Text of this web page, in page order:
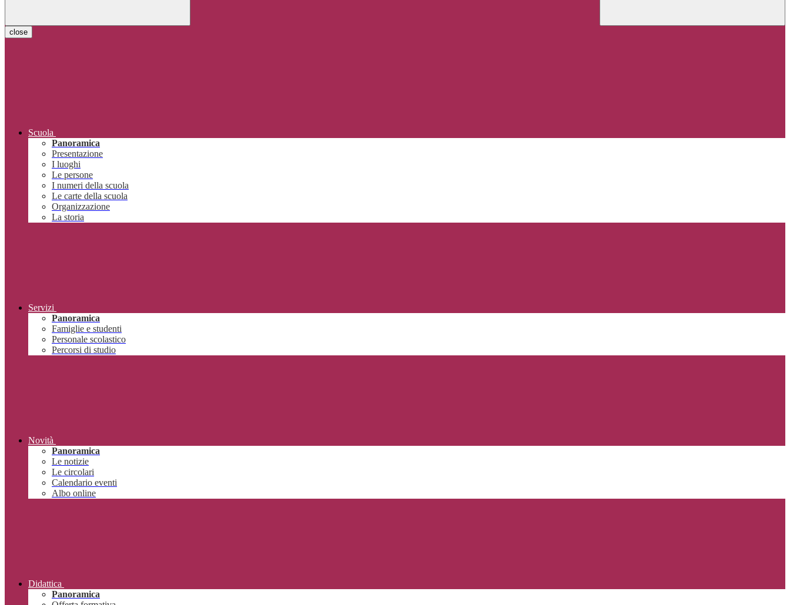
close
Scuola
Panoramica
Presentazione
I luoghi
Le persone
I numeri della scuola
Le carte della scuola
Organizzazione
La storia
Servizi
Panoramica
Famiglie e studenti
Personale scolastico
Percorsi di studio
Novità
Panoramica
Le notizie
Le circolari
Calendario eventi
Albo online
Didattica
Panoramica